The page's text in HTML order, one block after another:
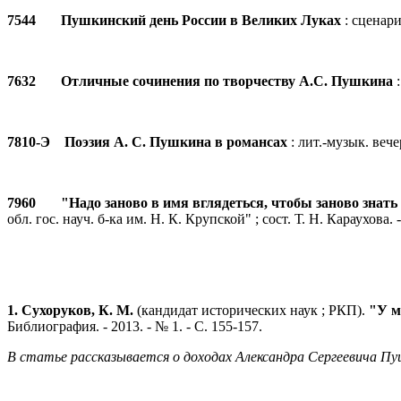
7544 Пушкинский день России в Великих Луках :
7632 Отличные сочинения по творчеству А.С. Пушкина
7810-Э Поэзия А. С. Пушкина в романсах : лит.-музык.
7960 "Надо заново в имя вглядеться, чтобы заново
обл. гос. науч. б-ка им. Н. К. Крупской" ; сост. Т. Н.
1. Сухоруков, К. М. (кандидат исторических наук ; РКП). "У
Библиография. - 2013. - № 1. - С. 155-157.
В статье рассказывается о доходах Александра Сергеевича